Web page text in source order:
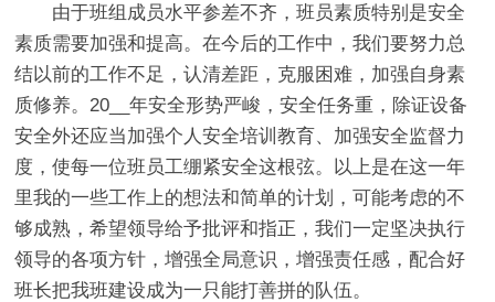
由于班组成员水平参差不齐，班员素质特别是安全
素质需要加强和提高。在今后的工作中，我们要努力总
结以前的工作不足，认清差距，克服困难，加强自身素
质修养。20__年安全形势严峻，安全任务重，除证设备
安全外还应当加强个人安全培训教育、加强安全监督力
度，使每一位班员工绷紧安全这根弦。以上是在这一年
里我的一些工作上的想法和简单的计划，可能考虑的不
够成熟，希望领导给予批评和指正，我们一定坚决执行
领导的各项方针，增强全局意识，增强责任感，配合好
班长把我班建设成为一只能打善拼的队伍。